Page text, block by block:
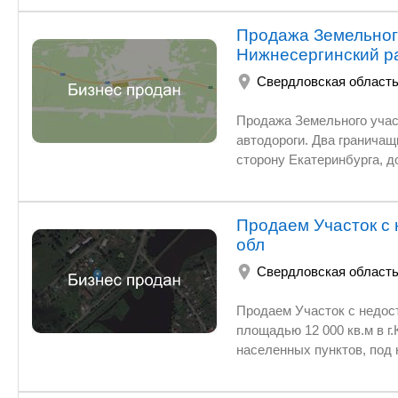
Строго не беспокоить!
Продажа
Нижнесергинский
Свердловская область
Продажа Земельного
автодороги. Два граничащих участка,
сторону Екатеринбурга,
автомойка, отель и т.д).
Продаем Участок с
обл
Свердловская область
Продаем Участок с недостроем в
площадью 12 000 кв.м в г.Кушва, ул.
населенных пунктов, под нежилое здание промышленного
непосредственной